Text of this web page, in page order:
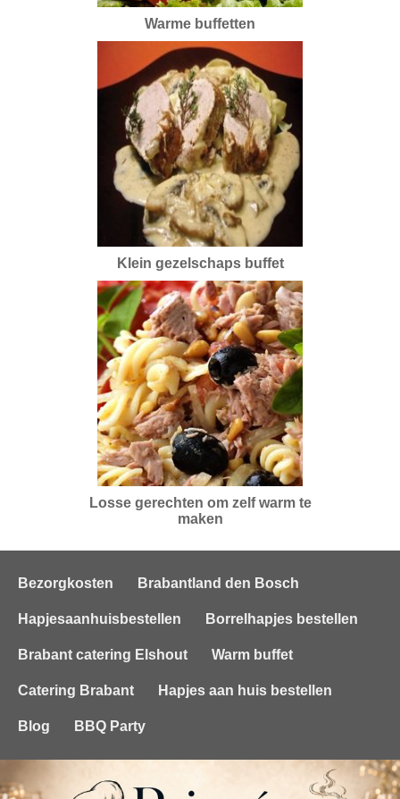
Warme buffetten
Klein gezelschaps buffet
Losse gerechten om zelf warm te
maken
Bezorgkosten Brabantland den Bosch
Hapjesaanhuisbestellen Borrelhapjes bestellen
Brabant catering Elshout Warm buffet
Catering Brabant Hapjes aan huis bestellen
Blog BBQ Party